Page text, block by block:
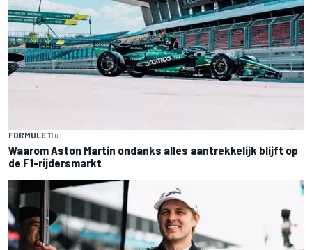
FORMULE 11 u
Waarom Aston Martin ondanks alles aantrekkelijk blijft op
de F1-rijdersmarkt